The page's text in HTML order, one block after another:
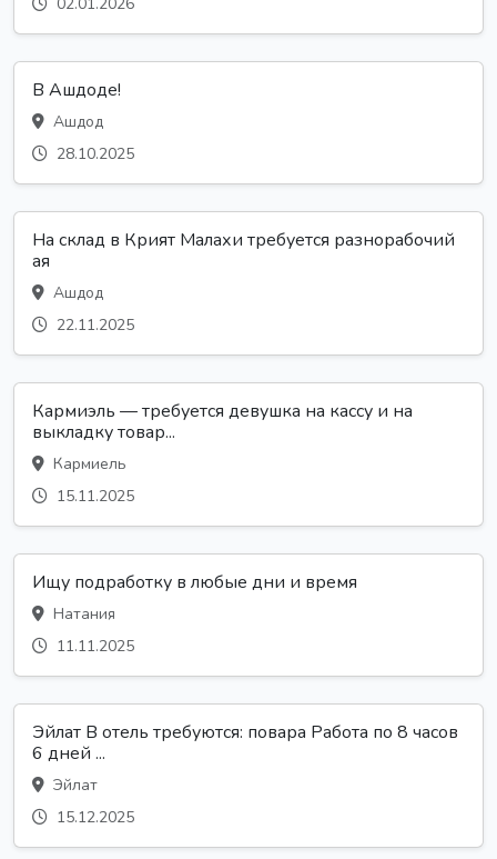
02.01.2026
В Ашдоде!
Ашдод
28.10.2025
На склад в Крият Малахи требуется разнорабочий
ая
Ашдод
22.11.2025
Кармиэль — требуется девушка на кассу и на
выкладку товар...
Кармиель
15.11.2025
Ищу подработку в любые дни и время
Натания
11.11.2025
Эйлат В отель требуются: повара Работа по 8 часов
6 дней ...
Эйлат
15.12.2025